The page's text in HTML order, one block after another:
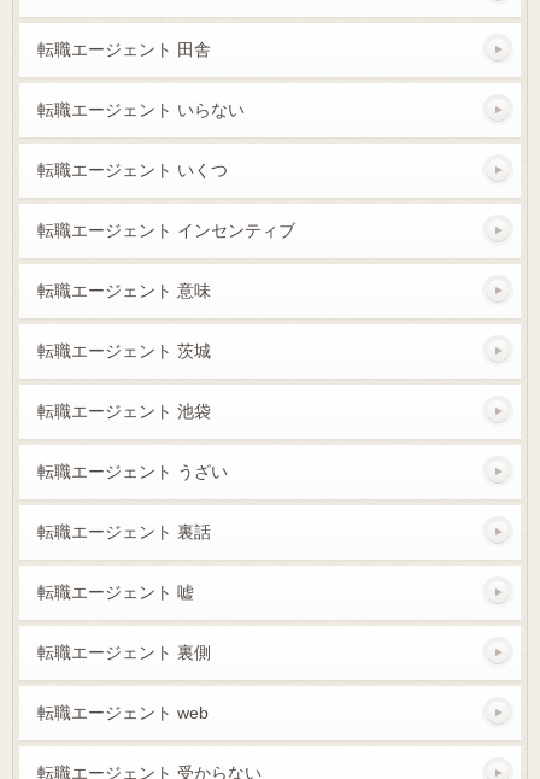
転職エージェント 田舎
転職エージェント いらない
転職エージェント いくつ
転職エージェント インセンティブ
転職エージェント 意味
転職エージェント 茨城
転職エージェント 池袋
転職エージェント うざい
転職エージェント 裏話
転職エージェント 嘘
転職エージェント 裏側
転職エージェント web
転職エージェント 受からない